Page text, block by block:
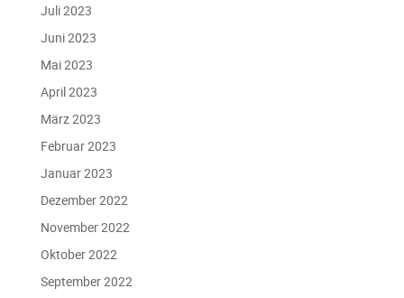
Juli 2023
Juni 2023
Mai 2023
April 2023
März 2023
Februar 2023
Januar 2023
Dezember 2022
November 2022
Oktober 2022
September 2022